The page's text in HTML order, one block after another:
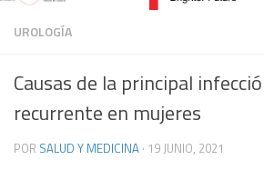
UROLOGÍA
Causas de la principal
recurrente en mujeres
POR SALUD Y MEDICINA · 19 JUNIO, 2021